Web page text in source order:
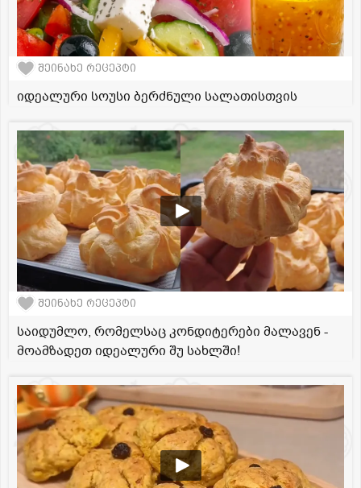
შეინახე რეცეპტი
იდეალური სოუსი ბერძნული სალათისთვის
შეინახე რეცეპტი
საიდუმლო, რომელსაც კონდიტერები მალავენ -
მოამზადეთ იდეალური შუ სახლში!